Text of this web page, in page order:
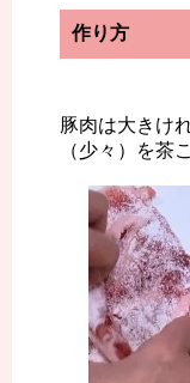
作り方
豚肉は大きけ
（少々）を茶